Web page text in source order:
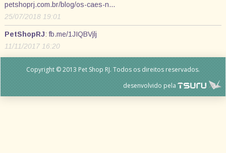
petshoprj.com.br/blog/os-caes-n…
25/07/2018 19:01
PetShopRJ:fb.me/1JIQBVjlj
11/11/2017 16:20
Copyright © 2013 Pet Shop RJ. Todos os direitos reservados.
desenvolvido pela